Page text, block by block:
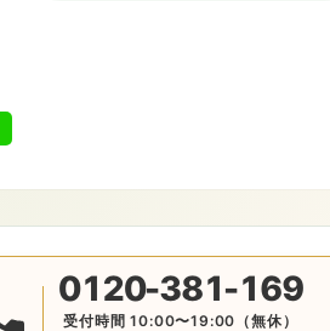
0120-381-169
受付時間 10:00〜19:00（無休）